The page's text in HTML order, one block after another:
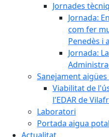
Jornades
Jornada:
com fer
Penedès i
Jornada:
Sanejament
Viabilitat de
l'EDAR de
Laboratori
Portada aigua